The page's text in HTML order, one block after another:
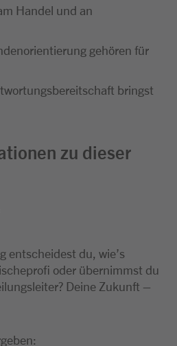
Handel und an
gehören für
bringst
zu dieser
entscheidest du, wie’s
oder übernimmst du
Deine Zukunft –